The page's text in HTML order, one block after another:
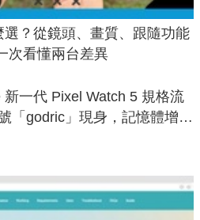
？從鏡頭、畫質、跟隨功能
次看懂兩台差異
新一代 Pixel Watch 5 規格流
「godric」現身，記憶體增強